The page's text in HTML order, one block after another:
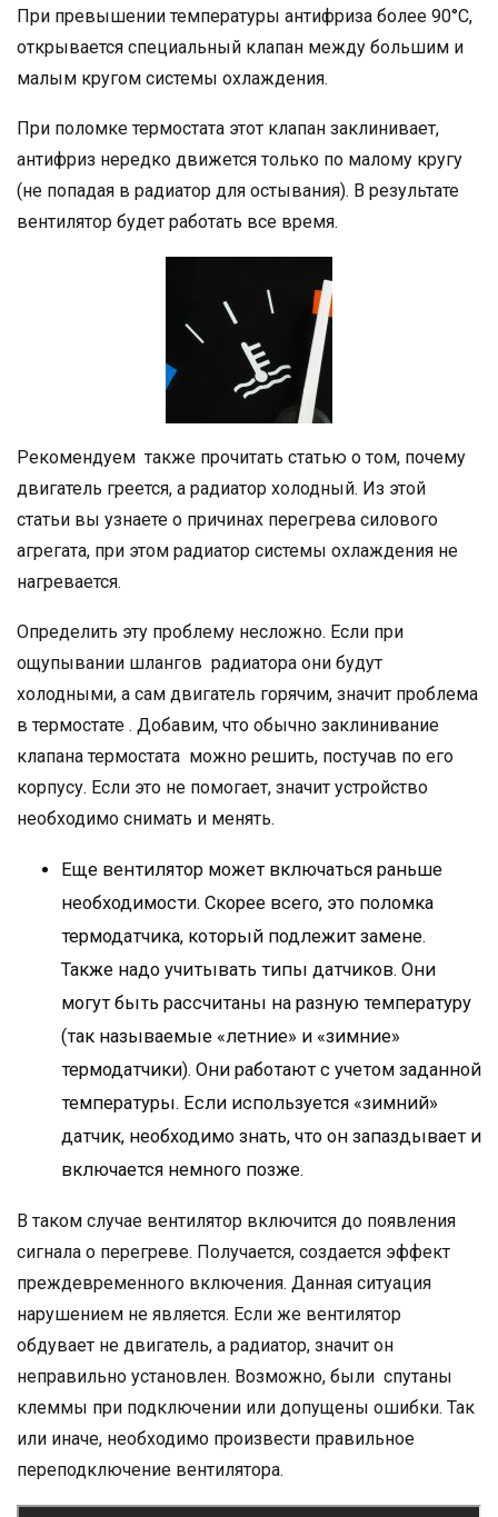
При превышении температуры антифриза более 90°C,
открывается специальный клапан между большим и
малым кругом системы охлаждения.
При поломке термостата этот клапан заклинивает,
антифриз нередко движется только по малому кругу
(не попадая в радиатор для остывания). В результате
вентилятор будет работать все время.
Рекомендуем также прочитать статью о том, почему
двигатель греется, а радиатор холодный. Из этой
статьи вы узнаете о причинах перегрева силового
агрегата, при этом радиатор системы охлаждения не
нагревается.
Определить эту проблему несложно. Если при
ощупывании шлангов радиатора они будут
холодными, а сам двигатель горячим, значит проблема
в термостате . Добавим, что обычно заклинивание
клапана термостата можно решить, постучав по его
корпусу. Если это не помогает, значит устройство
необходимо снимать и менять.
Еще вентилятор может включаться раньше
необходимости. Скорее всего, это поломка
термодатчика, который подлежит замене.
Также надо учитывать типы датчиков. Они
могут быть рассчитаны на разную температуру
(так называемые «летние» и «зимние»
термодатчики). Они работают с учетом заданной
температуры. Если используется «зимний»
датчик, необходимо знать, что он запаздывает и
включается немного позже.
В таком случае вентилятор включится до появления
сигнала о перегреве. Получается, создается эффект
преждевременного включения. Данная ситуация
нарушением не является. Если же вентилятор
обдувает не двигатель, а радиатор, значит он
неправильно установлен. Возможно, были спутаны
клеммы при подключении или допущены ошибки. Так
или иначе, необходимо произвести правильное
переподключение вентилятора.